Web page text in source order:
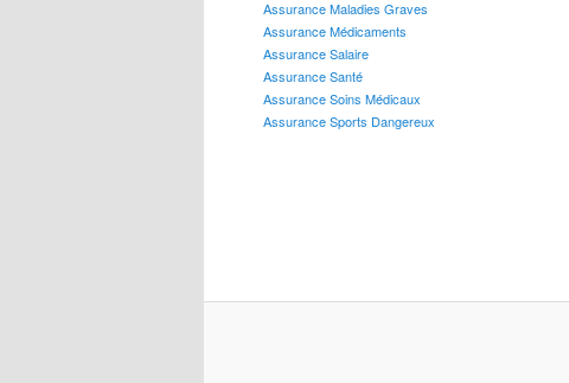
Assurance Vie
Assurance Maladies Graves
Assurance Médicaments
Assurance Salaire
Assurance Santé
Assurance Soins Médicaux
Assurance Sports Dangereux